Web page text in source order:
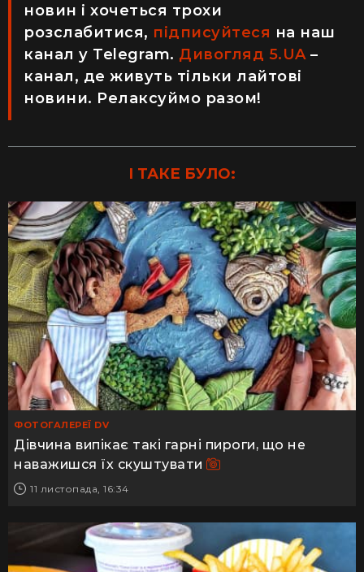
новин і хочеться трохи
розслабитися, підписуйтеся на наш
канал у Telegram. Дивогляд 5.UA–
канал, де живуть тільки лайтові
новини. Релаксуймо разом!
І ТАКЕ БУЛО:
ФОТОГАЛЕРЕЇ DV
Дівчина випікає такі гарні пироги, що не
наважишся їх скуштувати
11 листопада, 16:34